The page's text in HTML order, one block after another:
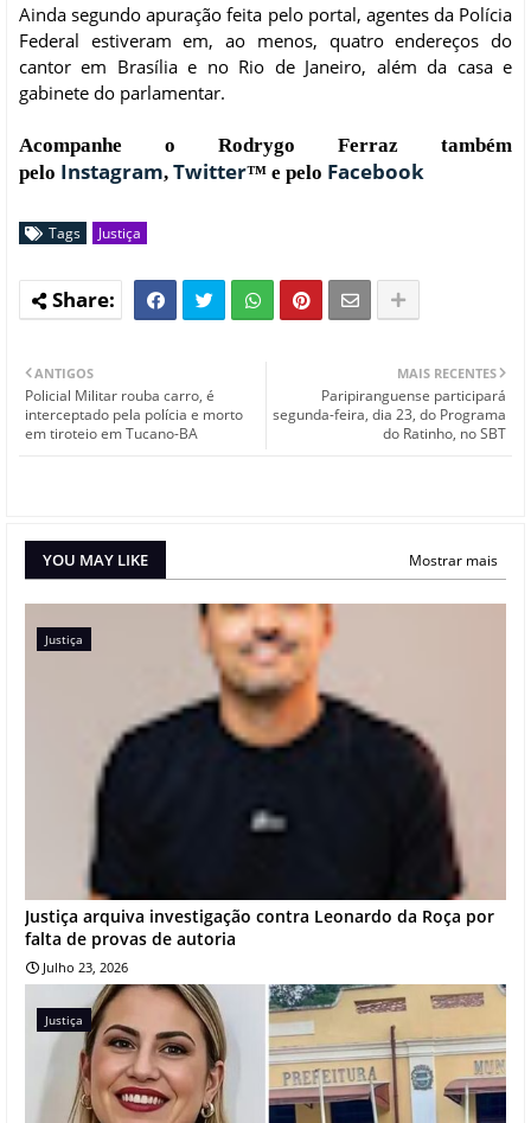
Ainda segundo apuração feita pelo portal, agentes da Polícia
Federal estiveram em, ao menos, quatro endereços do
cantor em Brasília e no Rio de Janeiro, além da casa e
gabinete do parlamentar.
Acompanhe o Rodrygo Ferraz também
pelo Instagram, Twitter™ e pelo Facebook
Tags Justiça
MAIS RECENTES
Paripiranguense participará
segunda-feira, dia 23, do Programa
do Ratinho, no SBT
ANTIGOS
Policial Militar rouba carro, é
interceptado pela polícia e morto
em tiroteio em Tucano-BA
YOU MAY LIKE Mostrar mais
Justiça
Justiça arquiva investigação contra Leonardo da Roça por
falta de provas de autoria
Julho 23, 2026
Justiça